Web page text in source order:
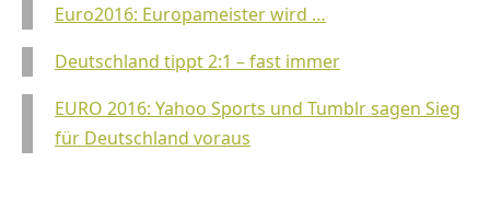
Euro2016: Europameister wird …
Deutschland tippt 2:1 – fast immer
EURO 2016: Yahoo Sports und Tumblr sagen Sieg
für Deutschland voraus